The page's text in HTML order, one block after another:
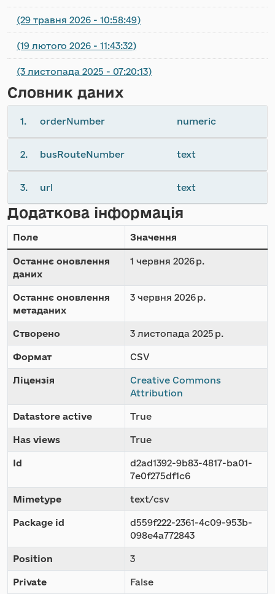
(29 травня 2026 - 10:58:49)
(19 лютого 2026 - 11:43:32)
(3 листопада 2025 - 07:20:13)
Словник даних
1. orderNumber numeric
2. busRouteNumber text
3. url text
Додаткова інформація
Поле Значення
Останнє оновлення
даних
1 червня 2026 р.
Останнє оновлення
метаданих
3 червня 2026 р.
Створено 3 листопада 2025 р.
Формат CSV
Ліцензія
Creative Commons
Attribution
Datastore active True
Has views True
Id
d2ad1392-9b83-4817-ba01-
7e0f275df1c6
Mimetype text/csv
Package id
d559f222-2361-4c09-953b-
098e4a772843
Position 3
Private False